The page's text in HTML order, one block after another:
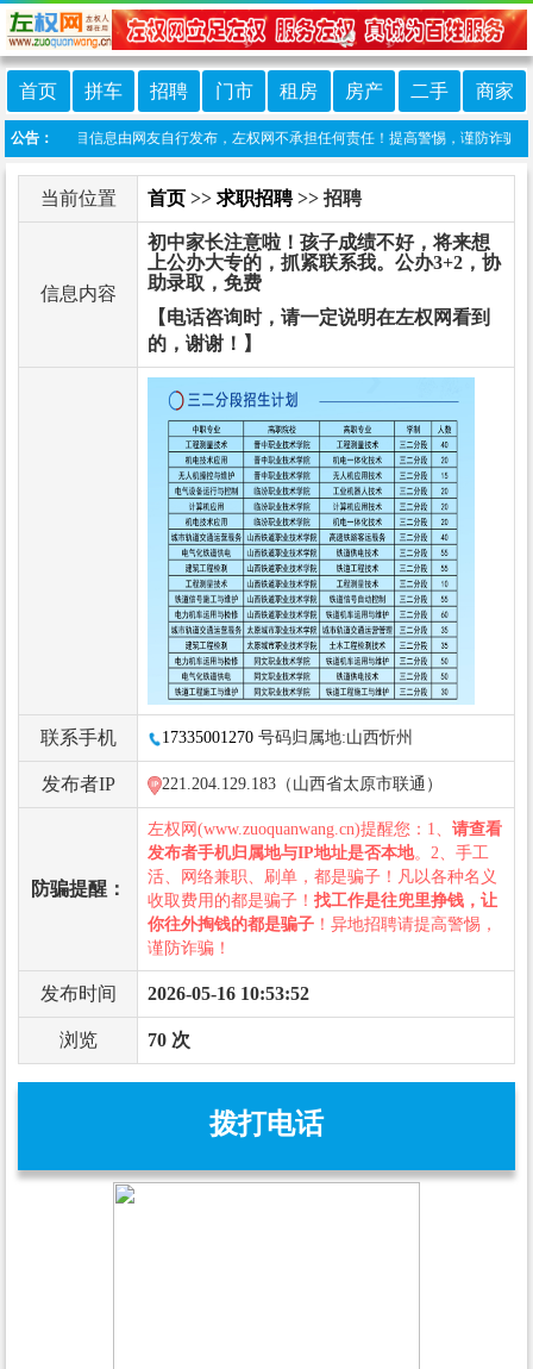
首页 拼车 招聘 门市 租房 房产 二手 商家
公告：
：本栏目信息由网友自行发布，左权网不承担任何责任！提高警惕，谨防诈骗！
当前位置 首页 >> 求职招聘>> 招聘
信息内容
初中家长注意啦！孩子成绩不好，将来想
上公办大专的，抓紧联系我。公办3+2，协
助录取，免费
【电话咨询时，请一定说明在左权网看到
的，谢谢！】
联系手机 17335001270 号码归属地:山西忻州
发布者IP 221.204.129.183（山西省太原市联通）
防骗提醒：
左权网(www.zuoquanwang.cn)提醒您：1、 请查看
发布者手机归属地与IP地址是否本地。2、手工
活、网络兼职、刷单，都是骗子！凡以各种名义
收取费用的都是骗子！ 找工作是往兜里挣钱，让
你往外掏钱的都是骗子 ！异地招聘请提高警惕，
谨防诈骗！
发布时间 2026-05-16 10:53:52
浏览 70 次
拨打电话